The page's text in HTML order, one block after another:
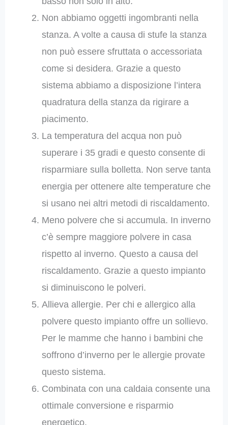
Non abbiamo oggetti ingombranti nella
stanza. A volte a causa di stufe la stanza
non può essere sfruttata o accessoriata
come si desidera. Grazie a questo
sistema abbiamo a disposizione l’intera
quadratura della stanza da rigirare a
piacimento.
La temperatura del acqua non può
superare i 35 gradi e questo consente di
risparmiare sulla bolletta. Non serve tanta
energia per ottenere alte temperature che
si usano nei altri metodi di riscaldamento.
Meno polvere che si accumula. In inverno
c’è sempre maggiore polvere in casa
rispetto al inverno. Questo a causa del
riscaldamento. Grazie a questo impianto
si diminuiscono le polveri.
Allieva allergie. Per chi e allergico alla
polvere questo impianto offre un sollievo.
Per le mamme che hanno i bambini che
soffrono d’inverno per le allergie provate
questo sistema.
Combinata con una caldaia consente una
ottimale conversione e risparmio
energetico.